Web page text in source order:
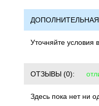
Уточняйте условия
ОТЗЫВЫ (0):
Здесь пока нет ни